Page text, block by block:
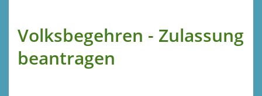
Volksbegehren - Zulassung
beantragen